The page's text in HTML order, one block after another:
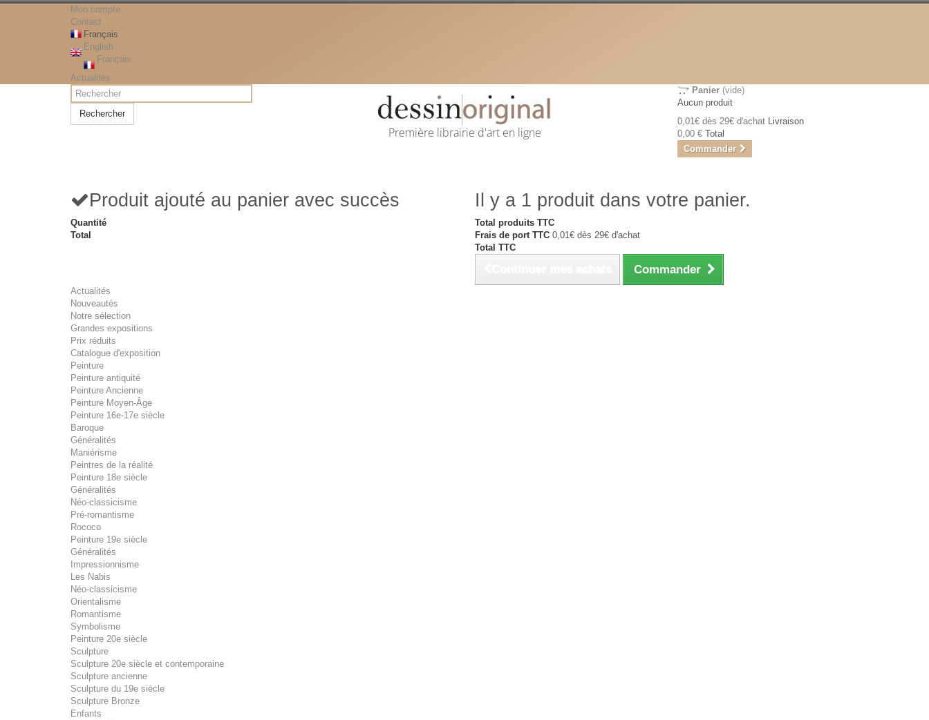
Mon compte
Contact
Français
English
Français
Actualités
Rechercher
Première librairie d'art en ligne
Panier (vide)
Aucun produit
0,01€ dès 29€ d'achat Livraison
0,00 € Total
Commander
Produit ajouté au panier avec succès
Quantité
Total
Il y a 1 produit dans votre panier.
Total produits TTC
Frais de port TTC 0,01€ dès 29€ d'achat
Total TTC
Commander
Actualités
Nouveautés
Notre sélection
Grandes expositions
Prix réduits
Catalogue d'exposition
Peinture
Peinture antiquité
Peinture Ancienne
Peinture Moyen-Âge
Peinture 16e-17e siècle
Baroque
Généralités
Maniérisme
Peintres de la réalité
Peinture 18e siècle
Généralités
Néo-classicisme
Pré-romantisme
Rococo
Peinture 19e siècle
Généralités
Impressionnisme
Les Nabis
Néo-classicisme
Orientalisme
Romantisme
Symbolisme
Peinture 20e siècle
Sculpture
Sculpture 20e siècle et contemporaine
Sculpture ancienne
Sculpture du 19e siècle
Sculpture Bronze
Enfants